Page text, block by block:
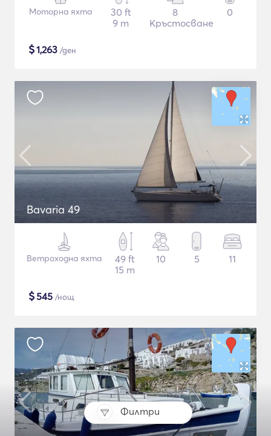
Филтри
Моторна яхта
30 ft
9 m
8
Кръстосване
0
$1,263 /ден
Bavaria 49
Ветроходна яхта
49 ft
15 m
10 5 11
$545 /нощ